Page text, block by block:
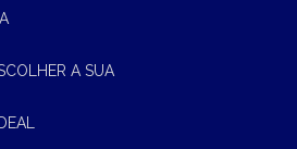
A SUA